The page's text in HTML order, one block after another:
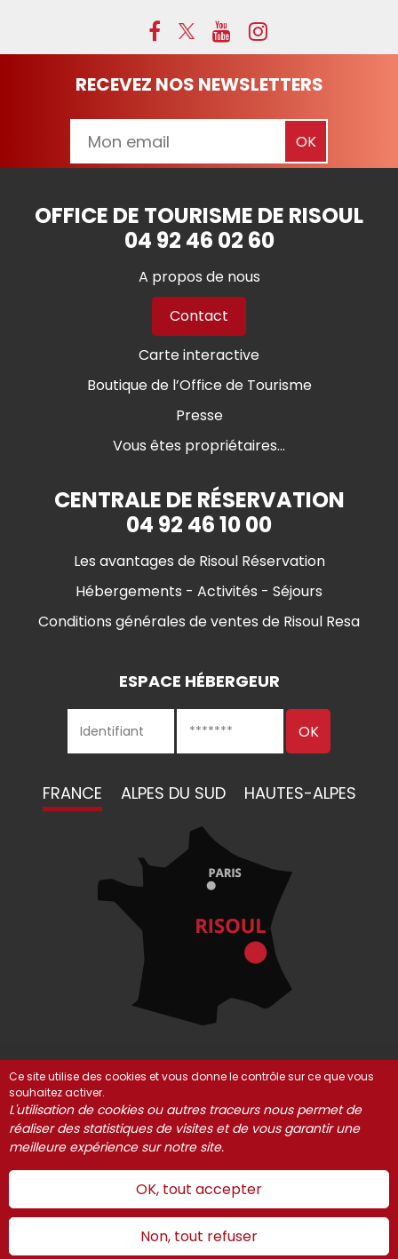
RECEVEZ NOS NEWSLETTERS
OFFICE DE TOURISME DE RISOUL
04 92 46 02 60
A propos de nous
Contact
Carte interactive
Boutique de l’Office de Tourisme
Presse
Vous êtes propriétaires...
CENTRALE DE RÉSERVATION
04 92 46 10 00
Les avantages de Risoul Réservation
Hébergements - Activités - Séjours
Conditions générales de ventes de Risoul Resa
ESPACE HÉBERGEUR
FRANCE ALPES DU SUD HAUTES-ALPES
© Risoul 2021-2025 Mentions Légales
Partenaires
Gestion des cookies
Ce site utilise des cookies et vous donne le contrôle sur ce que vous
souhaitez activer.
L'utilisation de cookies ou autres traceurs nous permet de
réaliser des statistiques de visites et de vous garantir une
meilleure expérience sur notre site.
OK, tout accepter
Non, tout refuser